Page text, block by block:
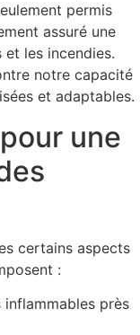
permis
assuré une
les incendies.
notre capacité
et adaptables.
une
certains aspects
:
inflammables près